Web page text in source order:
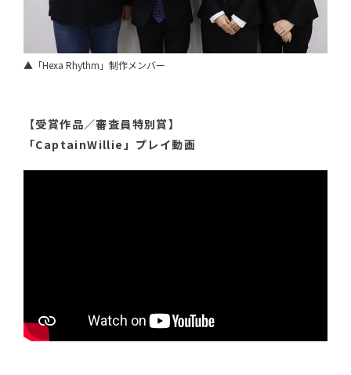
▲「Hexa Rhythm」制作メンバー
【受賞作品／審査員特別賞】
「CaptainWillie」プレイ動画